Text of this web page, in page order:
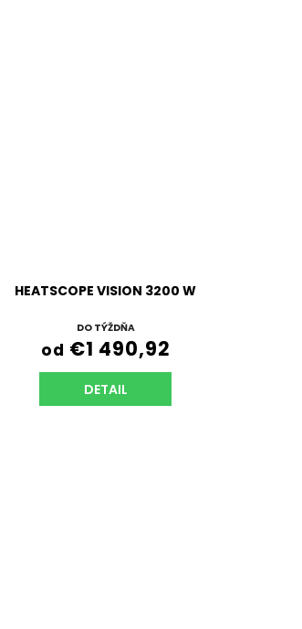
HEATSCOPE VISION 3200 W
DO TÝŽDŇA
od €1 490,92
DETAIL